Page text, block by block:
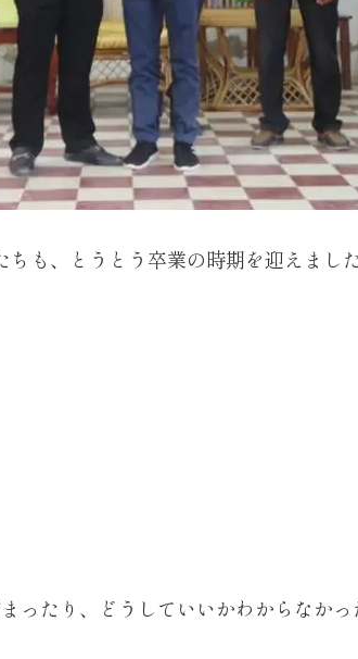
も、とうとう卒業の時期を迎えました
ったり、どうしていいかわからなか